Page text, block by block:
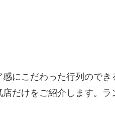
にこだわった行列ので
だけをご紹介します。ラ